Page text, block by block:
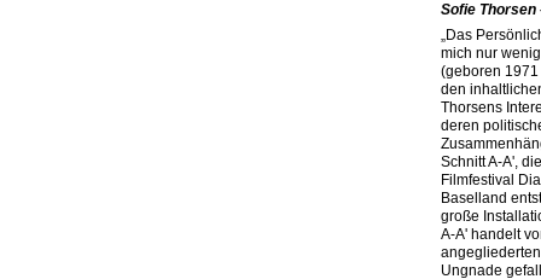
Sofie Thorsen
„Das
mich nur
(geboren
den
Thorsens
deren
Schnitt A-A',
Filmfestival
Baselland
große
A-A' handelt
Ungnade